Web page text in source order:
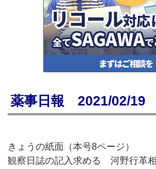
薬事日報 2021/02/19
きょうの紙面（本号8ページ）
観察日誌の記入求める 河野行革